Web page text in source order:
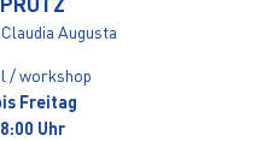
Augusta
/ workshop
Freitag
Uhr